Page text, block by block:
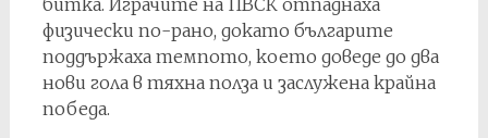
физически по-рано, докато българите
поддържаха темпото, което доведе до два
нови гола в тяхна полза и заслужена крайна
победа.